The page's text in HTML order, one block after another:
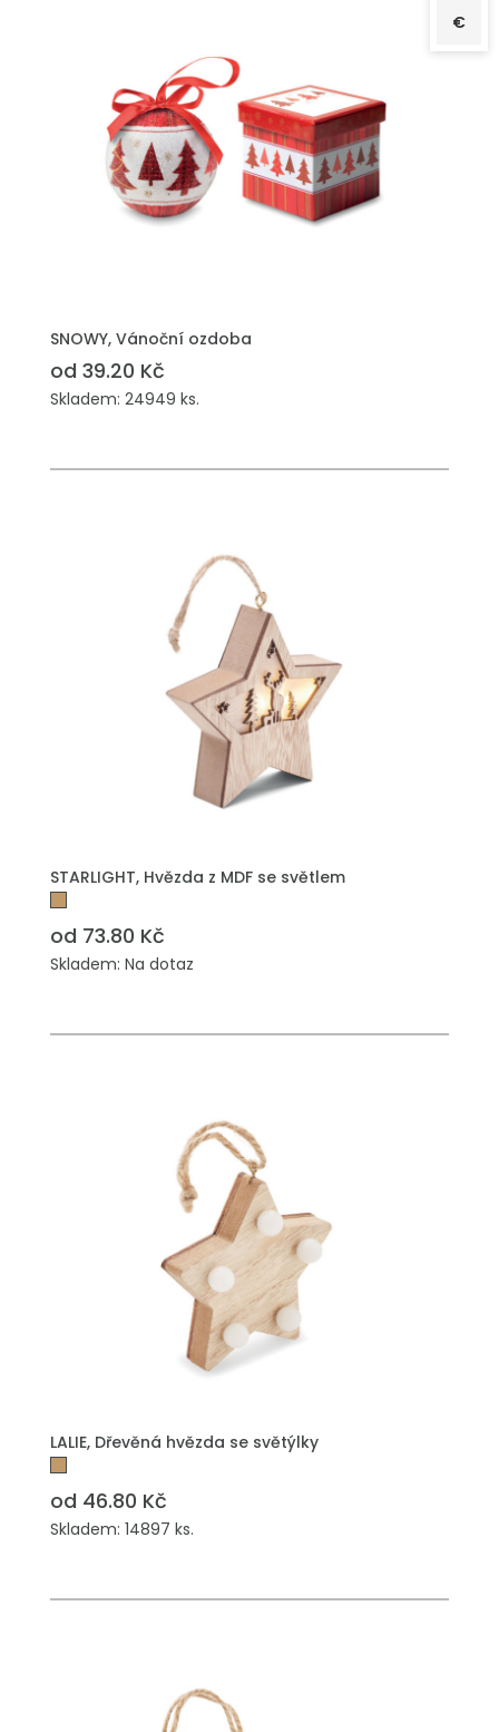
SNOWY, Vánoční ozdoba
od 39.20 Kč
Skladem: 24949 ks.
STARLIGHT, Hvězda z MDF se světlem
od 73.80 Kč
Skladem: Na dotaz
LALIE, Dřevěná hvězda se světýlky
od 46.80 Kč
Skladem: 14897 ks.
€